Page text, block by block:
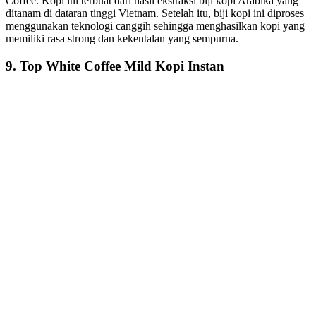
ditanam di dataran tinggi Vietnam. Setelah itu, biji kopi ini diproses
menggunakan teknologi canggih sehingga menghasilkan kopi yang
memiliki rasa strong dan kekentalan yang sempurna.
9. Top White Coffee Mild Kopi Instan